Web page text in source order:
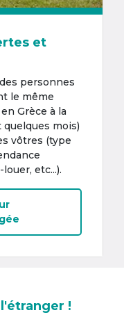
et
personnes
le même
Grèce à la
mois)
vôtres (type
etc...).
!